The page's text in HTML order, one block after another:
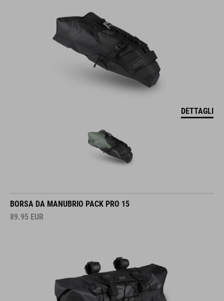
DETTAGLI
BORSA DA MANUBRIO PACK PRO 15
89.95 EUR